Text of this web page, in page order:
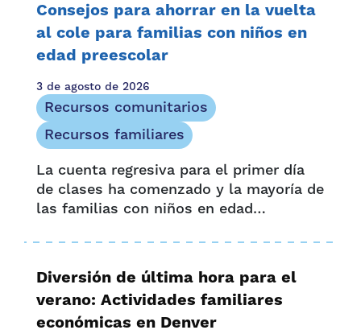
Informe anual
Recursos comunitarios
Recursos familiares
Historias familiares
Mención en los medios
Hoja informativa
Oportunidad y acceso
Presione soltar
Recursos para proveedores
Historias de proveedores
Investigación
Consejos para ahorrar en la vuelta
al cole para familias con niños en
edad preescolar
3 de agosto de 2026
Recursos comunitarios
Recursos familiares
La cuenta regresiva para el primer día
de clases ha comenzado y la mayoría de
las familias con niños en edad
ahorros para la vuelta al cole. Con la
vuelta al cole llega una nueva lista de
artículos para...
Diversión de última hora para el
verano: Actividades familiares
económicas en Denver